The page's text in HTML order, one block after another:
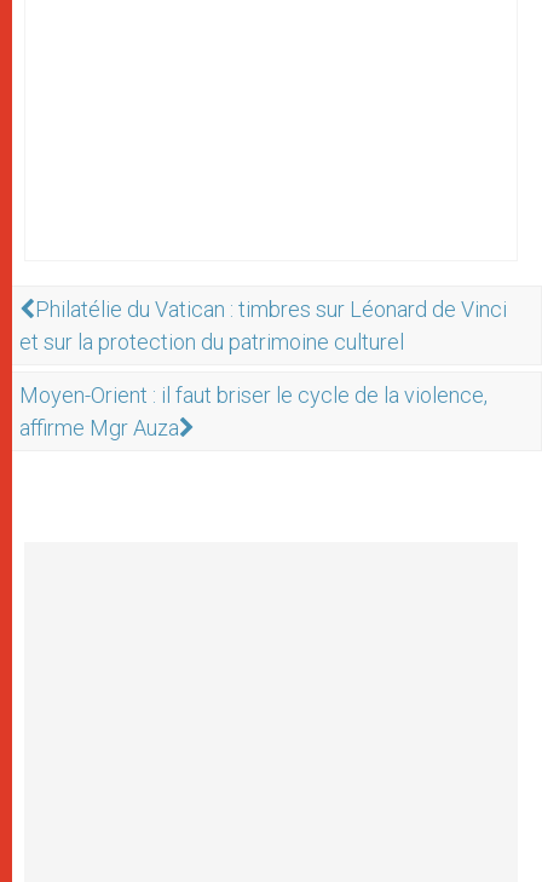
Philatélie du Vatican : timbres sur Léonard de Vinci
et sur la protection du patrimoine culturel
Moyen-Orient : il faut briser le cycle de la violence,
affirme Mgr Auza